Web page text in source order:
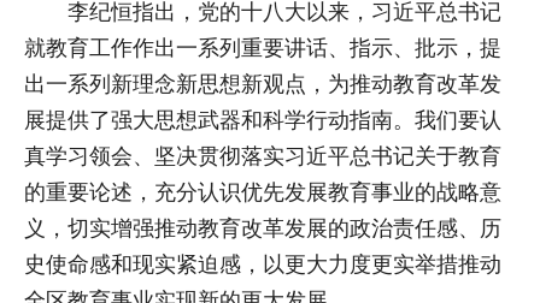
李纪恒指出，党的十八大以来，习近平总书记
就教育工作作出一系列重要讲话、指示、批示，提
出一系列新理念新思想新观点，为推动教育改革发
展提供了强大思想武器和科学行动指南。我们要认
真学习领会、坚决贯彻落实习近平总书记关于教育
的重要论述，充分认识优先发展教育事业的战略意
义，切实增强推动教育改革发展的政治责任感、历
史使命感和现实紧迫感，以更大力度更实举措推动